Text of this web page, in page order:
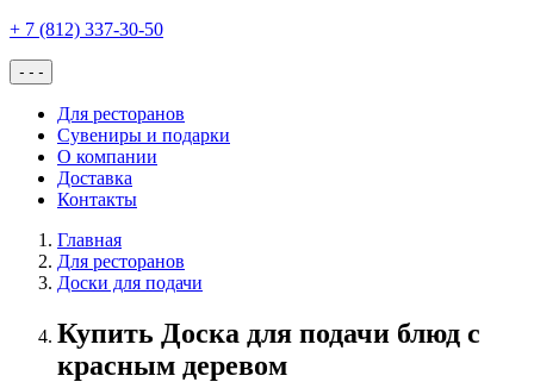
+ 7 (812) 337-30-50
- - -
Для ресторанов
Сувениры и подарки
О компании
Доставка
Контакты
Главная
Для ресторанов
Доски для подачи
Купить Доска для подачи блюд с
красным деревом